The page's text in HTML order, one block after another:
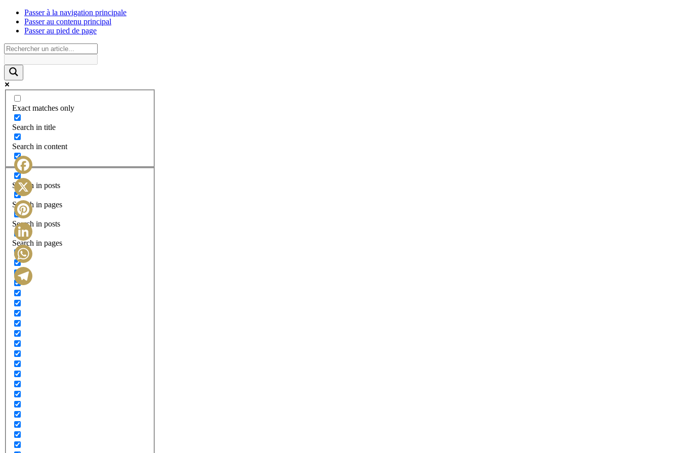
Passer à la navigation principale
Passer au contenu principal
Passer au pied de page
Exact matches only
Search in title
Search in content
Search in posts
Search in pages
Search in posts
Search in pages
Facebook
X
Pinterest
LinkedIn
WhatsApp
Telegram